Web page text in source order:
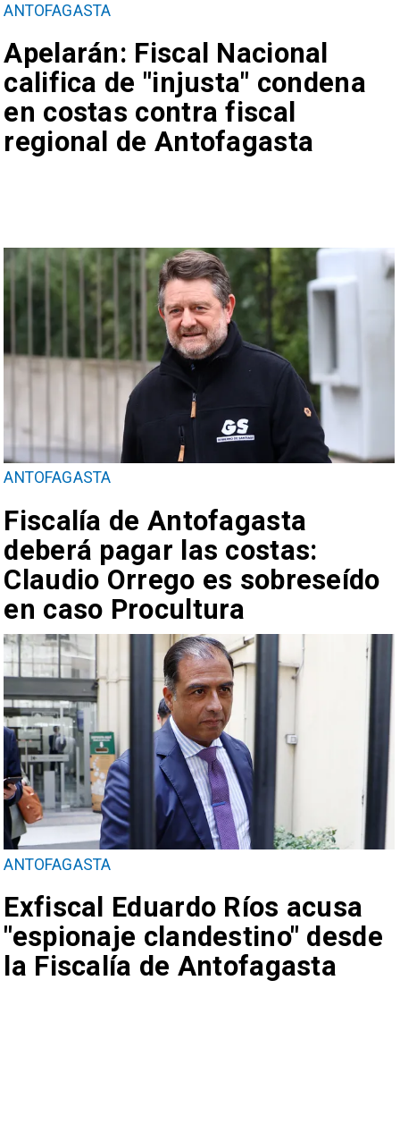
ANTOFAGASTA
Apelarán: Fiscal Nacional
califica de "injusta" condena
en costas contra fiscal
regional de Antofagasta
ANTOFAGASTA
Fiscalía de Antofagasta
deberá pagar las costas:
Claudio Orrego es sobreseído
en caso Procultura
ANTOFAGASTA
Exfiscal Eduardo Ríos acusa
"espionaje clandestino" desde
la Fiscalía de Antofagasta